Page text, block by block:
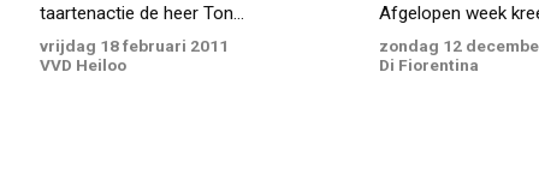
taartenactie de heer Ton...
vrijdag 18 februari 2011
VVD Heiloo
Afgelopen week
zondag 12
Di Fiorentina